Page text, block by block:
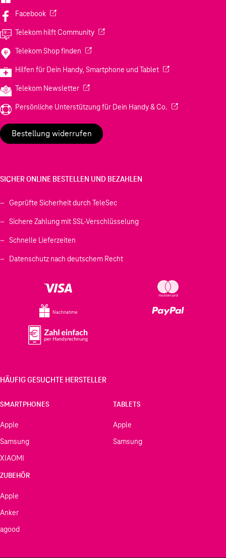
Facebook(Wird in einem neuen Tab geöffnet)
Telekom hilft Community(Wird in einem neuen Tab geöffnet)
Telekom Shop finden (Wird in einem neuen Tab geöffnet)
Hilfen für Dein Handy, Smartphone und Tablet(Wird in einem
Telekom Newsletter(Wird in einem neuen Tab geöffnet)
Persönliche Unterstützung für Dein Handy & Co. (Wird in einem
Bestellung widerrufen
SICHER ONLINE BESTELLEN UND BEZAHLEN
Geprüfte Sicherheit durch TeleSec
Sichere Zahlung mit SSL-Verschlüsselung
Schnelle Lieferzeiten
Datenschutz nach deutschem Recht
Nachnahme
HÄUFIG GESUCHTE HERSTELLER
SMARTPHONES
Apple
Samsung
XIAOMI
TABLETS
Apple
Samsung
ZUBEHÖR
Apple
Anker
agood